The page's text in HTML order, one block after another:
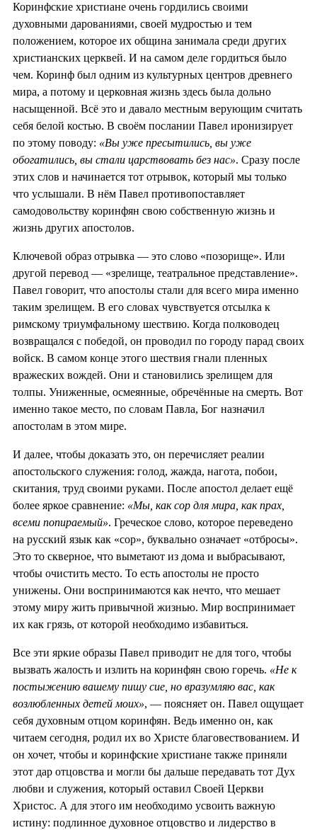
Коринфские христиане очень гордились своими
духовными дарованиями, своей мудростью и тем
положением, которое их община занимала среди других
христианских церквей. И на самом деле гордиться было
чем. Коринф был одним из культурных центров древнего
мира, а потому и церковная жизнь здесь была дольно
насыщенной. Всё это и давало местным верующим считать
себя белой костью. В своём послании Павел иронизирует
по этому поводу: «Вы уже пресытились, вы уже
обогатились, вы стали царствовать без нас». Сразу после
этих слов и начинается тот отрывок, который мы только
что услышали. В нём Павел противопоставляет
самодовольству коринфян свою собственную жизнь и
жизнь других апостолов.
Ключевой образ отрывка — это слово «позорище». Или
другой перевод — «зрелище, театральное представление».
Павел говорит, что апостолы стали для всего мира именно
таким зрелищем. В его словах чувствуется отсылка к
римскому триумфальному шествию. Когда полководец
возвращался с победой, он проводил по городу парад своих
войск. В самом конце этого шествия гнали пленных
вражеских вождей. Они и становились зрелищем для
толпы. Униженные, осмеянные, обречённые на смерть. Вот
именно такое место, по словам Павла, Бог назначил
апостолам в этом мире.
И далее, чтобы доказать это, он перечисляет реалии
апостольского служения: голод, жажда, нагота, побои,
скитания, труд своими руками. После апостол делает ещё
более яркое сравнение: «Мы, как сор для мира, как прах,
всеми попираемый». Греческое слово, которое переведено
на русский язык как «сор», буквально означает «отбросы».
Это то скверное, что выметают из дома и выбрасывают,
чтобы очистить место. То есть апостолы не просто
унижены. Они воспринимаются как нечто, что мешает
этому миру жить привычной жизнью. Мир воспринимает
их как грязь, от которой необходимо избавиться.
Все эти яркие образы Павел приводит не для того, чтобы
вызвать жалость и излить на коринфян свою горечь. «Не к
постыжению вашему пишу сие, но вразумляю вас, как
возлюбленных детей моих», — поясняет он. Павел ощущает
себя духовным отцом коринфян. Ведь именно он, как
читаем сегодня, родил их во Христе благовествованием. И
он хочет, чтобы и коринфские христиане также приняли
этот дар отцовства и могли бы дальше передавать тот Дух
любви и служения, который оставил Своей Церкви
Христос. А для этого им необходимо усвоить важную
истину: подлинное духовное отцовство и лидерство в